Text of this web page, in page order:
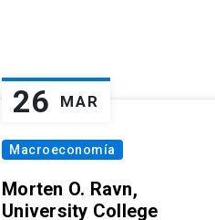
26 MAR
Macroeconomía
Morten O. Ravn,
University College